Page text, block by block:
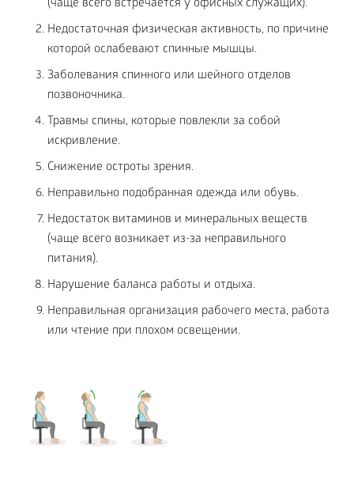
(чаще всего встречается у офисных служащих).
Недостаточная физическая активность, по причине
которой ослабевают спинные мышцы.
Заболевания спинного или шейного отделов
позвоночника.
Травмы спины, которые повлекли за собой
искривление.
Снижение остроты зрения.
Неправильно подобранная одежда или обувь.
Недостаток витаминов и минеральных веществ
(чаще всего возникает из-за неправильного
питания).
Нарушение баланса работы и отдыха.
Неправильная организация рабочего места, работа
или чтение при плохом освещении.